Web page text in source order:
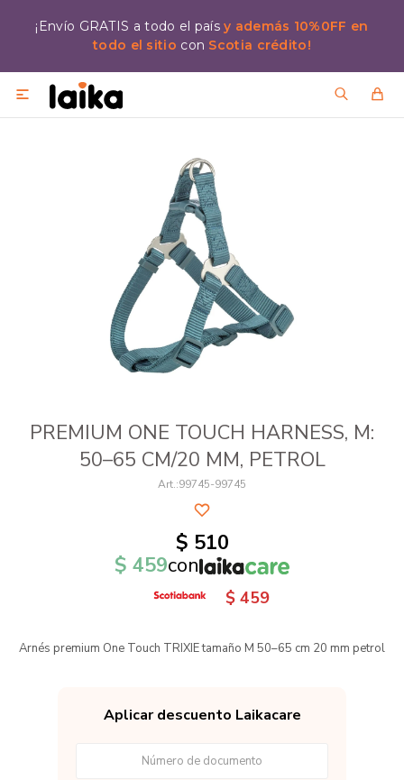
¡Envío GRATIS a todo el paísy además 10%0FF en
todo el sitio con Scotia crédito!

PREMIUM ONE TOUCH HARNESS, M:
50–65 CM/20 MM, PETROL
99745-99745
$ 510
$ 459con
$ 459
Arnés premium One Touch TRIXIE tamaño M 50–65 cm 20 mm petrol
Aplicar descuento Laikacare